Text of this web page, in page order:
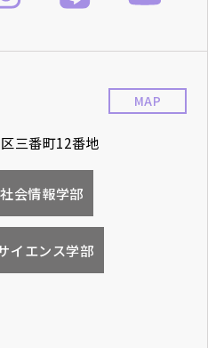
三番町12番地
MAP
社会情報学部
イエンス学部